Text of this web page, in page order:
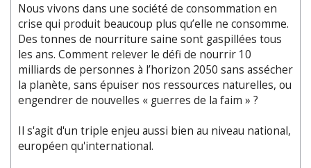
Nous vivons dans une société de consommation en
crise qui produit beaucoup plus qu’elle ne consomme.
Des tonnes de nourriture saine sont gaspillées tous
les ans. Comment relever le défi de nourrir 10
milliards de personnes à l’horizon 2050 sans assécher
la planète, sans épuiser nos ressources naturelles, ou
engendrer de nouvelles « guerres de la faim » ?
Il s'agit d'un triple enjeu aussi bien au niveau national,
européen qu'international.